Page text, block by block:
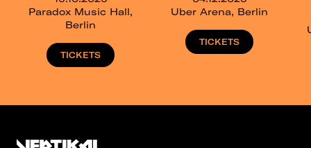
Paradox Music Hall,
Berlin
TICKETS
Uber Arena, Berlin
TICKETS